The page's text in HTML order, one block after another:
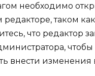
необходимо
редакторе, таком
что редактор
чтобы
внести изменения